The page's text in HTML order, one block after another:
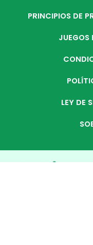
PRINCIPIOS DE
JUEGOS
LEY DE